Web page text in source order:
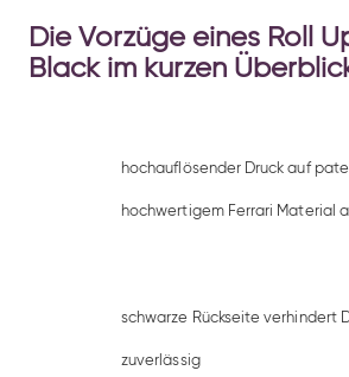
Die Vorzüge eines Roll
Black im kurzen
hochauflösender Druck auf
hochwertigem Ferrari Material
schwarze Rückseite verhindert
zuverlässig